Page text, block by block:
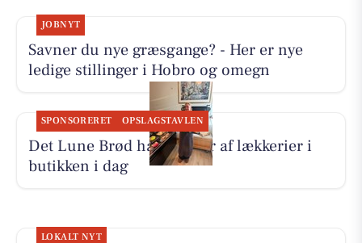
JOBNYT
Savner du nye græsgange? - Her er nye
ledige stillinger i Hobro og omegn
SPONSORERET OPSLAGSTAVLEN
Det Lune Brød har masser af lækkerier i
butikken i dag
LOKALT NYT